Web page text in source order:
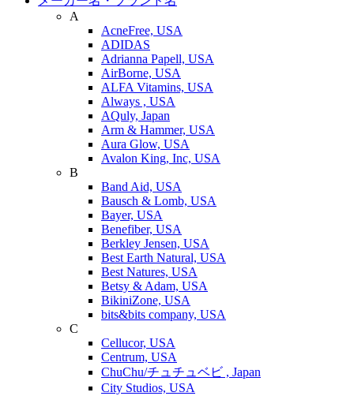
A
AcneFree, USA
ADIDAS
Adrianna Papell, USA
AirBorne, USA
ALFA Vitamins, USA
Always , USA
AQuly, Japan
Arm & Hammer, USA
Aura Glow, USA
Avalon King, Inc, USA
B
Band Aid, USA
Bausch & Lomb, USA
Bayer, USA
Benefiber, USA
Berkley Jensen, USA
Best Earth Natural, USA
Best Natures, USA
Betsy & Adam, USA
BikiniZone, USA
bits&bits company, USA
C
Cellucor, USA
Centrum, USA
ChuChu/チュチュベビ , Japan
City Studios, USA